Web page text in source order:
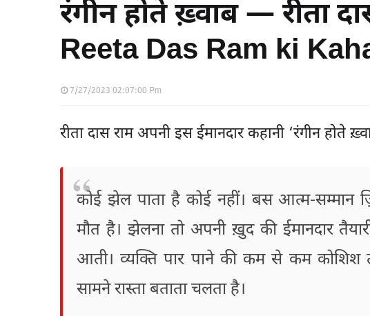
रंगीन होते ख़्वाब — रीता
Reeta Das Ram ki
7/27/2023 02:07:00 Pm
रीता दास राम अपनी इस ईमानदार कहानी ‘रंगीन होते
कोई झेल पाता है कोई नहीं। बस आत्म-सम्मान
मौत है। झेलना तो अपनी ख़ुद की ईमानदार
आती। व्यक्ति पार पाने की कम से कम
सामने रास्ता बताता चलता है।